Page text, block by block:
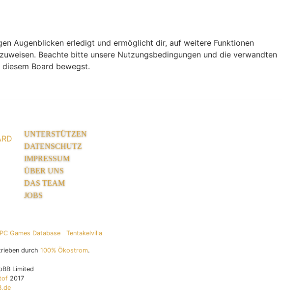
Augenblicken erledigt und ermöglicht dir, auf weitere Funktionen
Beachte bitte unsere Nutzungsbedingungen und die verwandten
Board bewegst.
UNTERSTÜTZEN
DATENSCHUTZ
IMPRESSUM
ÜBER UNS
DAS TEAM
JOBS
PC Games Database Tentakelvilla
durch 100% Ökostrom.
Limited
2017